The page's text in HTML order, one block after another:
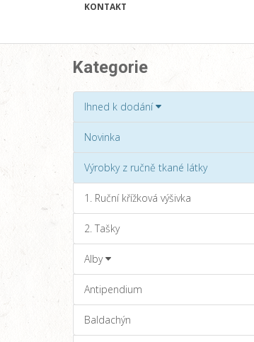
KONTAKT
Kategorie
Ihned k dodání
Novinka
Výrobky z ručně tkané látky
1. Ruční křížková výšivka
2. Tašky
Alby
Antipendium
Baldachýn